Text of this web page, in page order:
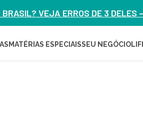
BRASIL? VEJA ERROS DE 3 DELES
MATÉRIAS ESPECIAISSEU NEGÓCIO